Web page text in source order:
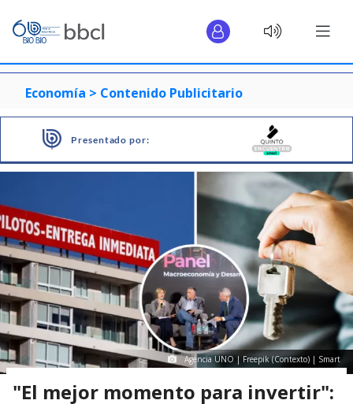
Economía > Contenido Publicitario
Presentado por:
Agencia UNO | Freepik (Contexto) | Smart
"El mejor momento para invertir":